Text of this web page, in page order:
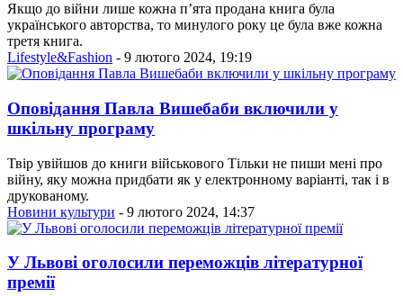
Якщо до війни лише кожна п’ята продана книга була
українського авторства, то минулого року це була вже кожна
третя книга.
Lifestyle&Fashion - 9 лютого 2024, 19:19
Оповідання Павла Вишебаби включили у
шкільну програму
Твір увійшов до книги військового Тільки не пиши мені про
війну, яку можна придбати як у електронному варіанті, так і в
друкованому.
Новини культури - 9 лютого 2024, 14:37
У Львові оголосили переможців літературної
премії